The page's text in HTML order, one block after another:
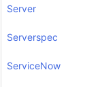
Server
Serverspec
ServiceNow